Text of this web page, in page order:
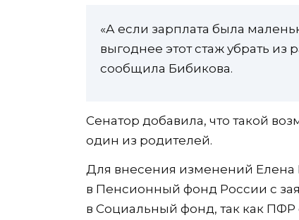
«А если зарплата была
выгоднее этот стаж убрать из
сообщила Бибикова.
Сенатор добавила, что такой
один из родителей.
Для внесения изменений Елена
в Пенсионный фонд России с
в Социальный фонд, так как